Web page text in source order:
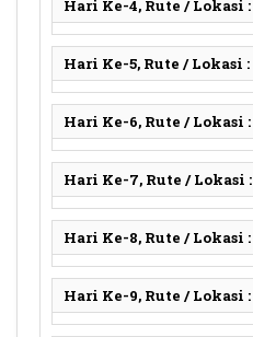
Hari Ke-4, Rute / Lokasi :
Hari Ke-5, Rute / Lokasi :
Hari Ke-6, Rute / Lokasi :
Hari Ke-7, Rute / Lokasi :
Hari Ke-8, Rute / Lokasi :
Hari Ke-9, Rute / Lokasi :